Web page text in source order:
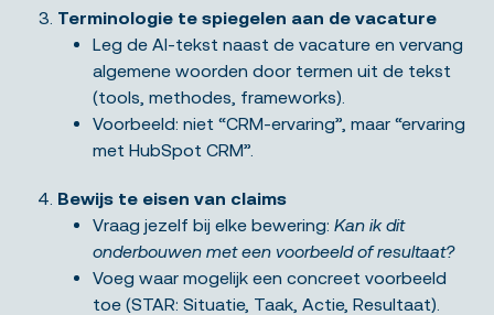
Terminologie te spiegelen aan de vacature
Leg de AI-tekst naast de vacature en vervang
algemene woorden door termen uit de tekst
(tools, methodes, frameworks).
Voorbeeld: niet “CRM-ervaring”, maar “ervaring
met HubSpot CRM”.
Bewijs te eisen van claims
Vraag jezelf bij elke bewering: Kan ik dit
onderbouwen met een voorbeeld of resultaat?
Voeg waar mogelijk een concreet voorbeeld
toe (STAR: Situatie, Taak, Actie, Resultaat).